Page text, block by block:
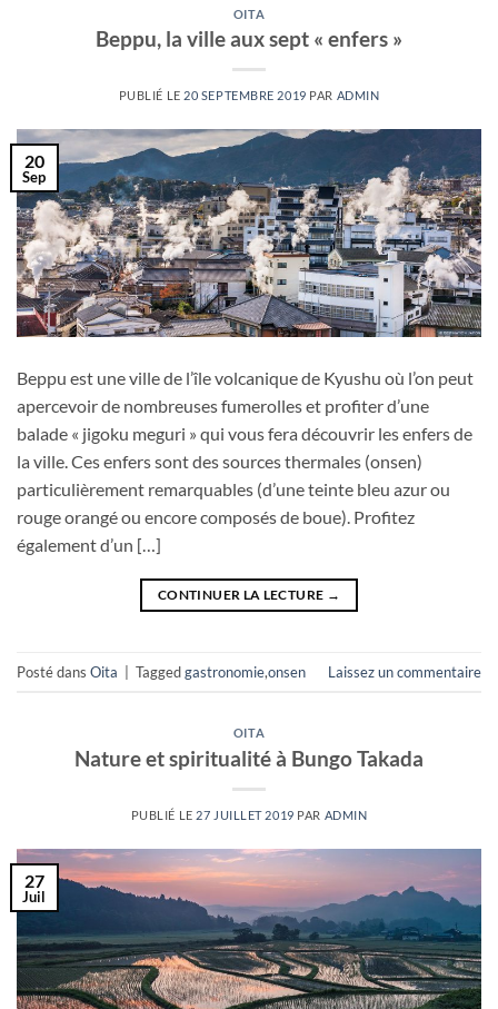
OITA
Beppu, la ville aux sept « enfers »
PUBLIÉ LE 20 SEPTEMBRE 2019 PAR ADMIN
20
Sep
Beppu est une ville de l’île volcanique de Kyushu où l’on peut
apercevoir de nombreuses fumerolles et profiter d’une
balade « jigoku meguri » qui vous fera découvrir les enfers de
la ville. Ces enfers sont des sources thermales (onsen)
particulièrement remarquables (d’une teinte bleu azur ou
rouge orangé ou encore composés de boue). Profitez
également d’un […]
CONTINUER LA LECTURE →
Posté dans Oita Taggedgastronomie,onsen Laissez un commentaire
OITA
Nature et spiritualité à Bungo Takada
PUBLIÉ LE 27 JUILLET 2019 PAR ADMIN
27
Juil